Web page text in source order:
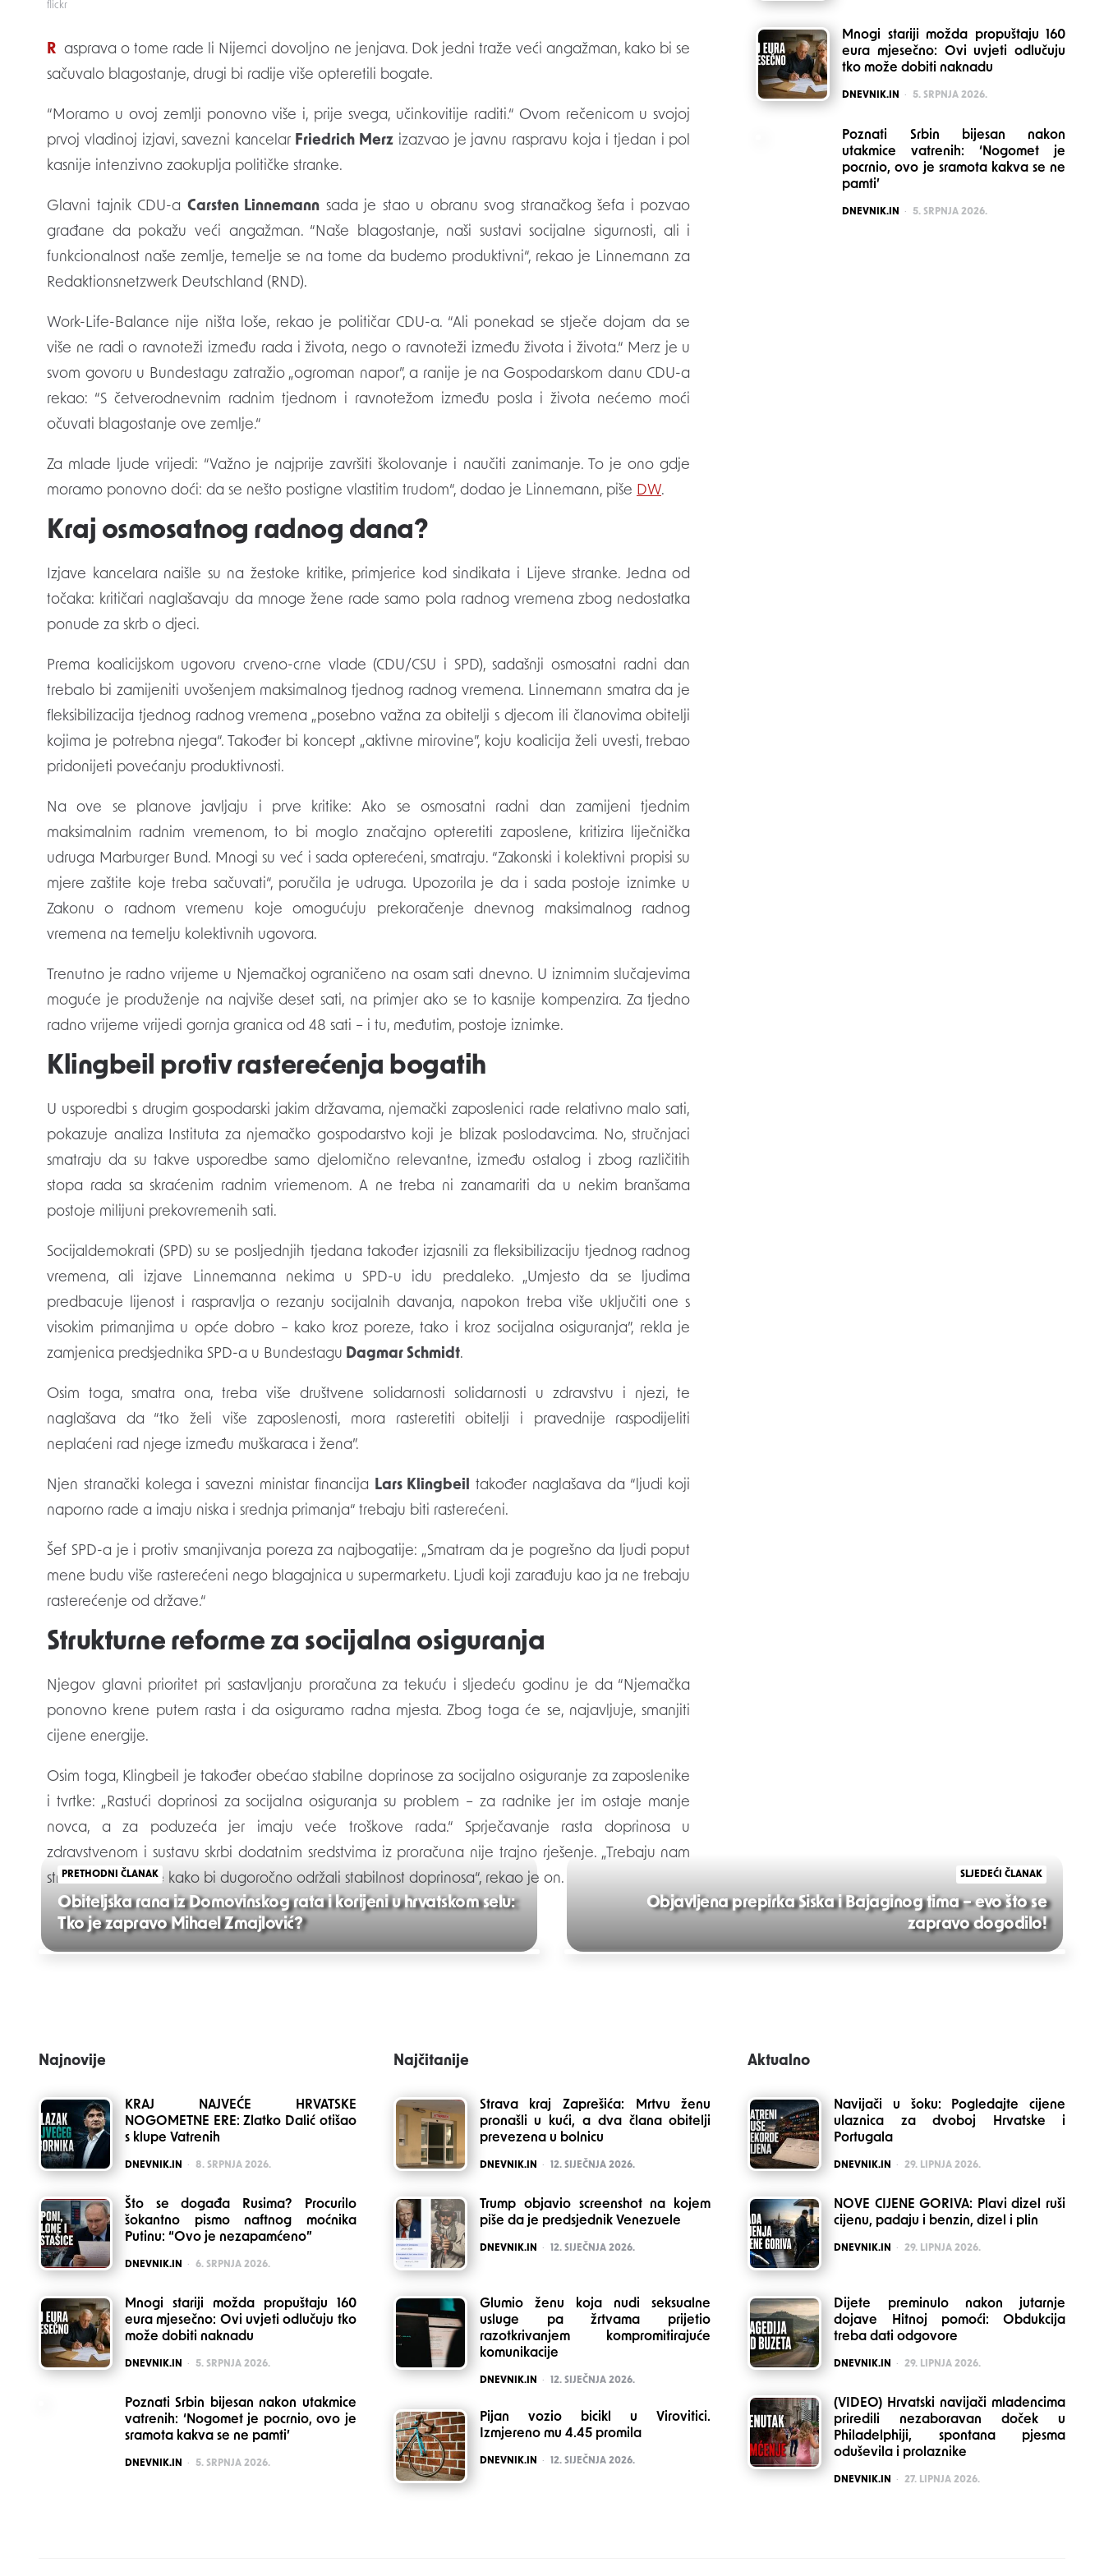
flickr
Rasprava o tome rade li Nijemci dovoljno ne jenjava. Dok jedni traže veći angažman, kako bi se
sačuvalo blagostanje, drugi bi radije više opteretili bogate.
“Moramo u ovoj zemlji ponovno više i, prije svega, učinkovitije raditi.“ Ovom rečenicom u svojoj
prvoj vladinoj izjavi, savezni kancelar Friedrich Merzizazvao je javnu raspravu koja i tjedan i pol
kasnije intenzivno zaokuplja političke stranke.
Glavni tajnik CDU-a Carsten Linnemann sada je stao u obranu svog stranačkog šefa i pozvao
građane da pokažu veći angažman. “Naše blagostanje, naši sustavi socijalne sigurnosti, ali i
funkcionalnost naše zemlje, temelje se na tome da budemo produktivni“, rekao je Linnemann za
Redaktionsnetzwerk Deutschland (RND).
Work-Life-Balance nije ništa loše, rekao je političar CDU-a. “Ali ponekad se stječe dojam da se
više ne radi o ravnoteži između rada i života, nego o ravnoteži između života i života.“ Merz je u
svom govoru u Bundestagu zatražio „ogroman napor”, a ranije je na Gospodarskom danu CDU-a
rekao: “S četverodnevnim radnim tjednom i ravnotežom između posla i života nećemo moći
očuvati blagostanje ove zemlje.“
Za mlade ljude vrijedi: “Važno je najprije završiti školovanje i naučiti zanimanje. To je ono gdje
moramo ponovno doći: da se nešto postigne vlastitim trudom“, dodao je Linnemann, piše DW.
Kraj osmosatnog radnog dana?
Izjave kancelara naišle su na žestoke kritike, primjerice kod sindikata i Lijeve stranke. Jedna od
točaka: kritičari naglašavaju da mnoge žene rade samo pola radnog vremena zbog nedostatka
ponude za skrb o djeci.
Prema koalicijskom ugovoru crveno-crne vlade (CDU/CSU i SPD), sadašnji osmosatni radni dan
trebalo bi zamijeniti uvošenjem maksimalnog tjednog radnog vremena. Linnemann smatra da je
fleksibilizacija tjednog radnog vremena „posebno važna za obitelji s djecom ili članovima obitelji
kojima je potrebna njega“. Također bi koncept „aktivne mirovine”, koju koalicija želi uvesti, trebao
pridonijeti povećanju produktivnosti.
Na ove se planove javljaju i prve kritike: Ako se osmosatni radni dan zamijeni tjednim
maksimalnim radnim vremenom, to bi moglo značajno opteretiti zaposlene, kritizira liječnička
udruga Marburger Bund. Mnogi su već i sada opterećeni, smatraju. “Zakonski i kolektivni propisi su
mjere zaštite koje treba sačuvati“, poručila je udruga. Upozorila je da i sada postoje iznimke u
Zakonu o radnom vremenu koje omogućuju prekoračenje dnevnog maksimalnog radnog
vremena na temelju kolektivnih ugovora.
Trenutno je radno vrijeme u Njemačkoj ograničeno na osam sati dnevno. U iznimnim slučajevima
moguće je produženje na najviše deset sati, na primjer ako se to kasnije kompenzira. Za tjedno
radno vrijeme vrijedi gornja granica od 48 sati – i tu, međutim, postoje iznimke.
Klingbeil protiv rasterećenja bogatih
U usporedbi s drugim gospodarski jakim državama, njemački zaposlenici rade relativno malo sati,
pokazuje analiza Instituta za njemačko gospodarstvo koji je blizak poslodavcima. No, stručnjaci
smatraju da su takve usporedbe samo djelomično relevantne, između ostalog i zbog različitih
stopa rada sa skraćenim radnim vriemenom. A ne treba ni zanamariti da u nekim branšama
postoje milijuni prekovremenih sati.
Socijaldemokrati (SPD) su se posljednjih tjedana također izjasnili za fleksibilizaciju tjednog radnog
vremena, ali izjave Linnemanna nekima u SPD-u idu predaleko. „Umjesto da se ljudima
predbacuje lijenost i raspravlja o rezanju socijalnih davanja, napokon treba više uključiti one s
visokim primanjima u opće dobro – kako kroz poreze, tako i kroz socijalna osiguranja”, rekla je
zamjenica predsjednika SPD-a u Bundestagu Dagmar Schmidt.
Osim toga, smatra ona, treba više društvene solidarnosti solidarnosti u zdravstvu i njezi, te
naglašava da “tko želi više zaposlenosti, mora rasteretiti obitelji i pravednije raspodijeliti
neplaćeni rad njege između muškaraca i žena”.
Njen stranački kolega i savezni ministar financija Lars Klingbeil također naglašava da “ljudi koji
naporno rade a imaju niska i srednja primanja“ trebaju biti rasterećeni.
Šef SPD-a je i protiv smanjivanja poreza za najbogatije: „Smatram da je pogrešno da ljudi poput
mene budu više rasterećeni nego blagajnica u supermarketu. Ljudi koji zarađuju kao ja ne trebaju
rasterećenje od države.“
Strukturne reforme za socijalna osiguranja
Njegov glavni prioritet pri sastavljanju proračuna za tekuću i sljedeću godinu je da “Njemačka
ponovno krene putem rasta i da osiguramo radna mjesta. Zbog toga će se, najavljuje, smanjiti
cijene energije.
Osim toga, Klingbeil je također obećao stabilne doprinose za socijalno osiguranje za zaposlenike
i tvrtke: „Rastući doprinosi za socijalna osiguranja su problem – za radnike jer im ostaje manje
novca, a za poduzeća jer imaju veće troškove rada.“ Sprječavanje rasta doprinosa u
zdravstvenom i sustavu skrbi dodatnim sredstvima iz proračuna nije trajno rješenje. „Trebaju nam
strukturne reforme kako bi dugoročno održali stabilnost doprinosa“, rekao je on.
Post
PRETHODNI ČLANAK
Obiteljska rana iz Domovinskog rata i korijeni u hrvatskom selu:
Tko je zapravo Mihael Zmajlović?
SLJEDEĆI ČLANAK
Objavljena prepirka Siska i Bajaginog tima – evo što se
zapravo dogodilo!
Mnogi stariji možda propuštaju 160
eura mjesečno: Ovi uvjeti odlučuju
tko može dobiti naknadu
POSTED
DNEVNIK.IN 5. SRPNJA 2026.
Poznati Srbin bijesan nakon
utakmice vatrenih: ‘Nogomet je
pocrnio, ovo je sramota kakva se ne
pamti’
POSTED
DNEVNIK.IN 5. SRPNJA 2026.
Najnovije
KRAJ NAJVEĆE HRVATSKE
NOGOMETNE ERE: Zlatko Dalić otišao
s klupe Vatrenih
POSTED
DNEVNIK.IN 8. SRPNJA 2026.
Što se događa Rusima? Procurilo
šokantno pismo naftnog moćnika
Putinu: “Ovo je nezapamćeno”
POSTED
DNEVNIK.IN 6. SRPNJA 2026.
Mnogi stariji možda propuštaju 160
eura mjesečno: Ovi uvjeti odlučuju tko
može dobiti naknadu
POSTED
DNEVNIK.IN 5. SRPNJA 2026.
Poznati Srbin bijesan nakon utakmice
vatrenih: ‘Nogomet je pocrnio, ovo je
sramota kakva se ne pamti’
POSTED
DNEVNIK.IN 5. SRPNJA 2026.
Najčitanije
Strava kraj Zaprešića: Mrtvu ženu
pronašli u kući, a dva člana obitelji
prevezena u bolnicu
POSTED
DNEVNIK.IN 12. SIJEČNJA 2026.
Trump objavio screenshot na kojem
piše da je predsjednik Venezuele
POSTED
DNEVNIK.IN 12. SIJEČNJA 2026.
Glumio ženu koja nudi seksualne
usluge pa žrtvama prijetio
razotkrivanjem kompromitirajuće
komunikacije
POSTED
DNEVNIK.IN 12. SIJEČNJA 2026.
Pijan vozio bicikl u Virovitici.
Izmjereno mu 4.45 promila
POSTED
DNEVNIK.IN 12. SIJEČNJA 2026.
Aktualno
Navijači u šoku: Pogledajte cijene
ulaznica za dvoboj Hrvatske i
Portugala
POSTED
DNEVNIK.IN 29. LIPNJA 2026.
NOVE CIJENE GORIVA: Plavi dizel ruši
cijenu, padaju i benzin, dizel i plin
POSTED
DNEVNIK.IN 29. LIPNJA 2026.
Dijete preminulo nakon jutarnje
dojave Hitnoj pomoći: Obdukcija
treba dati odgovore
POSTED
DNEVNIK.IN 29. LIPNJA 2026.
(VIDEO) Hrvatski navijači mladencima
priredili nezaboravan doček u
Philadelphiji, spontana pjesma
oduševila i prolaznike
POSTED
DNEVNIK.IN 27. LIPNJA 2026.